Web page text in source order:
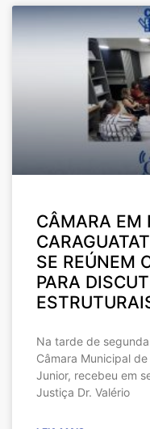
CÂMARA EM
SE REÚNEM
PARA
Na tarde de
Câmara Municipal
Junior, recebeu em
Justiça Dr. Valério